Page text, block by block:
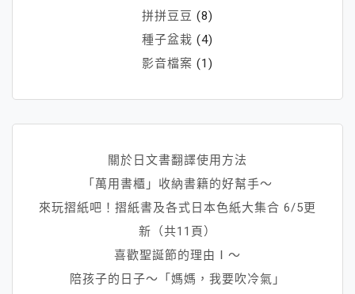
拼拼豆豆 (8)
種子盆栽 (4)
影音檔案 (1)
關於日文書翻譯使用方法
「萬用書櫃」收納書籍的好幫手～
來玩摺紙吧！摺紙書及各式日本色紙大集合 6/5更
新（共11頁）
喜歡聖誕節的理由Ⅰ～
陪孩子的日子～「媽媽，我要吹冷氣」